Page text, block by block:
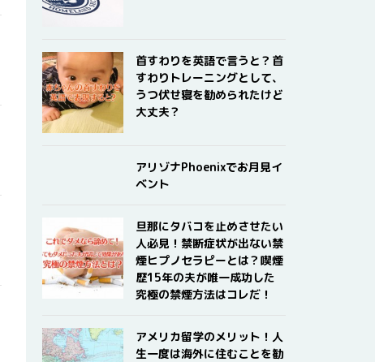
首すわりを英語で言うと？首
すわりトレーニングとして、
うつ伏せ寝を勧められたけど
大丈夫？
アリゾナPhoenixでお月見イ
ベント
旦那にタバコを止めさせたい
人必見！禁断症状が出ない禁
煙ヒプノセラピーとは？喫煙
歴15年の夫が唯一成功した
究極の禁煙方法はコレだ！
アメリカ留学のメリット！人
生一度は海外に住むことを勧